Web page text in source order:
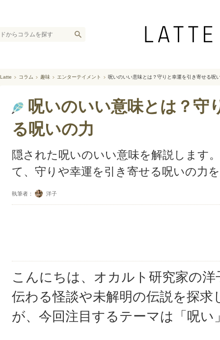
Latte コラム 趣味 エンターテイメント 呪いのいい意味とは？守りと幸運を引き寄せる呪
呪いのいい意味とは？守
る呪いの力
隠された呪いのいい意味を解説します
て、守りや幸運を引き寄せる呪いの力
執筆者： 洋子
こんにちは、オカルト研究家の
伝わる怪談や未解明の伝説を探
が、今回注目するテーマは「呪い